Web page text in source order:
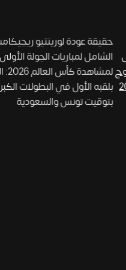
حقيقة عودة لورينتيو
الشامل لمباريات الجولة الأولى من كأس العالم 2026: المواعيد،
لمشاهدة كأس العالم 2026: القنوات المفتوحة، حقوق البث والترددات الفضائية
بلقبه الأول في البطولات
بتوقيت تونس والسعودية